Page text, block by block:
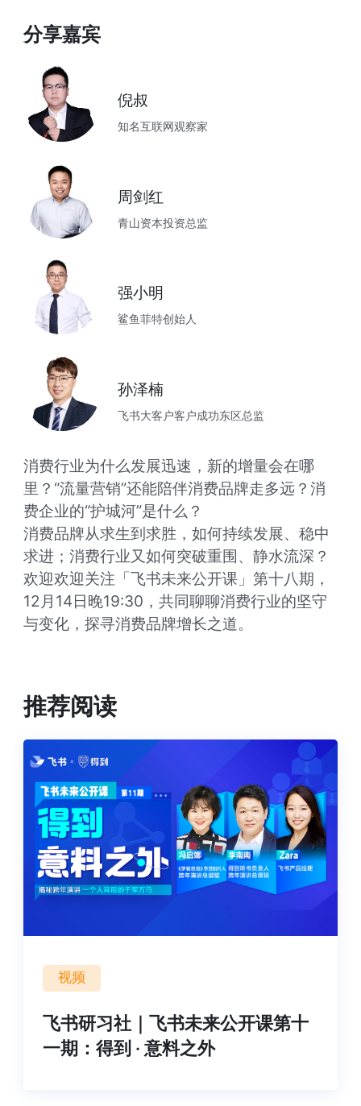
分享嘉宾
倪叔
知名互联网观察家
周剑红
青山资本投资总监
强小明
鲨鱼菲特创始人
孙泽楠
飞书大客户客户成功东区总监
消费行业为什么发展迅速，新的增量会在哪
里？“流量营销”还能陪伴消费品牌走多远？消
费企业的“护城河”是什么？
消费品牌从求生到求胜，如何持续发展、稳中
求进；消费行业又如何突破重围、静水流深？
欢迎欢迎关注「飞书未来公开课」第十八期，
12月14日晚19:30，共同聊聊消费行业的坚守
与变化，探寻消费品牌增长之道。
推荐阅读
视频
飞书研习社｜飞书未来公开课第十
一期：得到 · 意料之外